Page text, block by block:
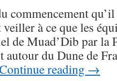
commencement
à ce que les
de Muad’Dib par la
autour du Dune de
reading →